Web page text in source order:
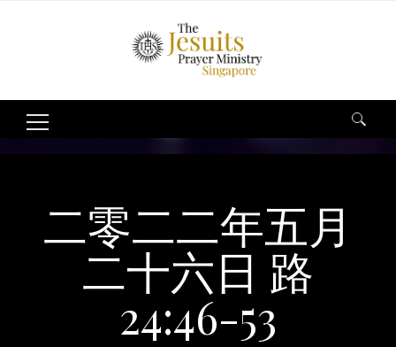
Search
for:
二零二二年五月
二十六日 路
24:46-53